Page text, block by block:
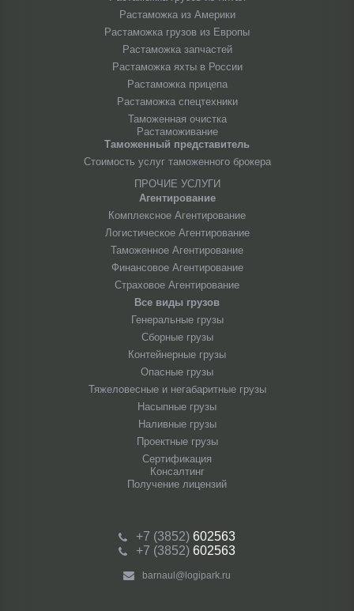
Растаможка из Америки
Растаможка грузов из Европы
Растаможка запчастей
Растаможка яхты в России
Растаможка прицепа
Растаможка спецтехники
Таможенная очистка
Растаможивание
Таможенный представитель
Стоимость услуг таможенного брокера
ПРОЧИЕ УСЛУГИ
Агентирование
Комплексное Агентирование
Логистическое Агентирование
Таможенное Агентирование
Финансовое Агентирование
Страховое Агентирование
Все виды грузов
Генеральные грузы
Сборные грузы
Контейнерные грузы
Опасные грузы
Тяжеловесные и негабаритные грузы
Насыпные грузы
Наливные грузы
Проектные грузы
Сертификация
Консалтинг
Получение лицензий
+7 (3852)602563
+7 (3852)602563
barnaul@logipark.ru